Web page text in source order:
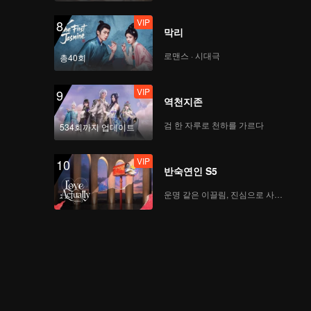
8
총40회
VIP
막리
로맨스 · 시대극
9
534회까지 업데이트
VIP
역천지존
검 한 자루로 천하를 가르다
10 VIP
반숙연인 S5
운명 같은 이끌림, 진심으로 사랑하다